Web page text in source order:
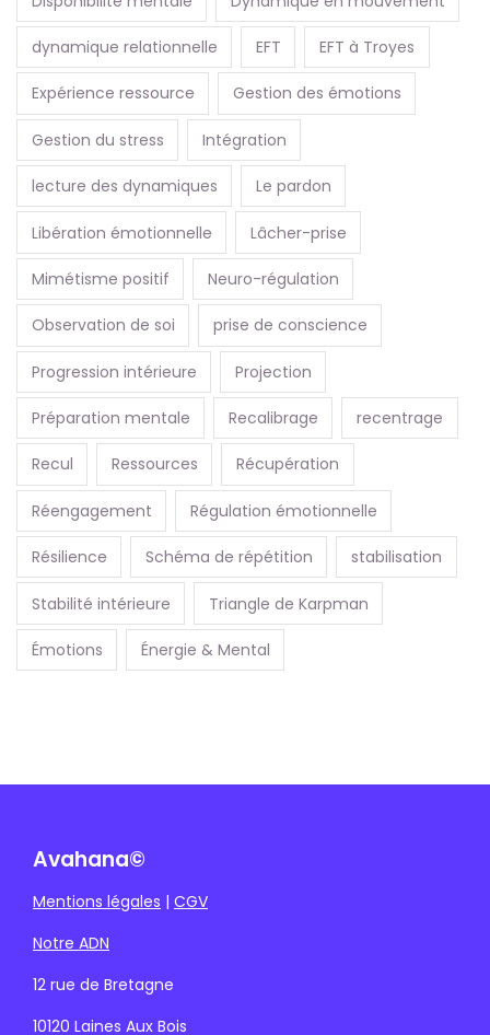
dynamique relationnelle EFT EFT à Troyes
Expérience ressource Gestion des émotions
Gestion du stress Intégration
lecture des dynamiques Le pardon
Libération émotionnelle Lâcher-prise
Mimétisme positif Neuro-régulation
Observation de soi prise de conscience
Progression intérieure Projection
Préparation mentale Recalibrage recentrage
Recul Ressources Récupération
Réengagement Régulation émotionnelle
Résilience Schéma de répétition stabilisation
Stabilité intérieure Triangle de Karpman
Émotions Énergie & Mental
Avahana©
Mentions légales | CGV
Notre ADN
12 rue de Bretagne
10120 Laines Aux Bois